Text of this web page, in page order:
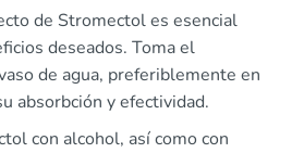
de Stromectol es esencial
deseados. Toma el
de agua, preferiblemente en
absorbción y efectividad.
con alcohol, así como con